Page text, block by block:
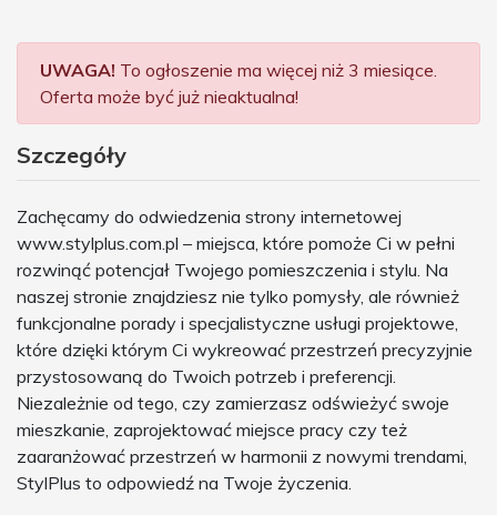
UWAGA! To ogłoszenie ma więcej niż 3 miesiące.
Oferta może być już nieaktualna!
Szczegóły
Zachęcamy do odwiedzenia strony internetowej
www.stylplus.com.pl – miejsca, które pomoże Ci w pełni
rozwinąć potencjał Twojego pomieszczenia i stylu. Na
naszej stronie znajdziesz nie tylko pomysły, ale również
funkcjonalne porady i specjalistyczne usługi projektowe,
które dzięki którym Ci wykreować przestrzeń precyzyjnie
przystosowaną do Twoich potrzeb i preferencji.
Niezależnie od tego, czy zamierzasz odświeżyć swoje
mieszkanie, zaprojektować miejsce pracy czy też
zaaranżować przestrzeń w harmonii z nowymi trendami,
StylPlus to odpowiedź na Twoje życzenia.